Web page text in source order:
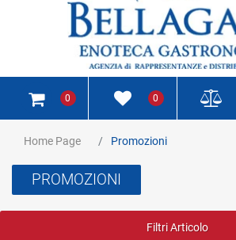
0 0
Home Page Promozioni
PROMOZIONI
Filtri Articolo